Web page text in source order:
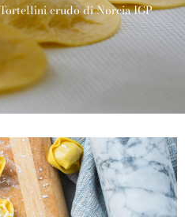
crudo di Norcia IGP